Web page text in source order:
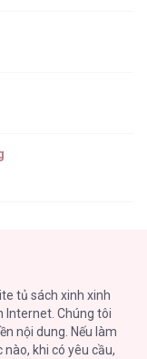
Mới Là Tất Cả
tủ sách xinh xinh
Internet. Chúng tôi
nội dung. Nếu làm
khi có yêu cầu,